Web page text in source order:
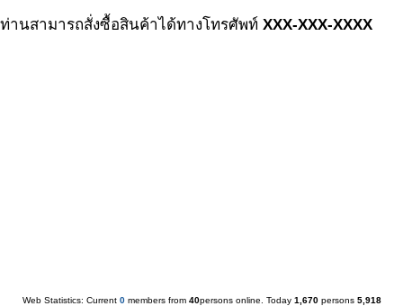
ท่านสามารถสั่งซื้อสินค้าได้ทางโทรศัพท์ XXX-XXX-XXXX
Web Statistics: Current 0members from 40persons online. Today 1,670persons 5,918